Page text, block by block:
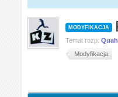
MODYFIKACJA
Temat rozp.
Modyfikacja